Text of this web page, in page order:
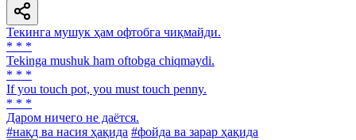
Текинга мушук ҳам офтобга чиқмайди.
* * *
Tekinga mushuk ham oftobga chiqmaydi.
* * *
If you touch pot, you must touch penny.
* * *
Даром ничего не даётся.
#нақд ва насия ҳақида #фойда ва зарар ҳақида